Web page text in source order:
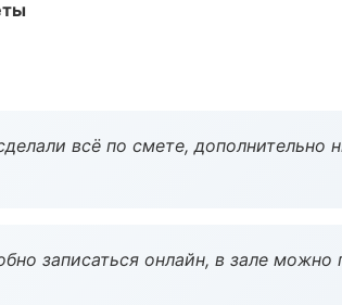
всё по смете, дополнительно
записаться онлайн, в зале можно